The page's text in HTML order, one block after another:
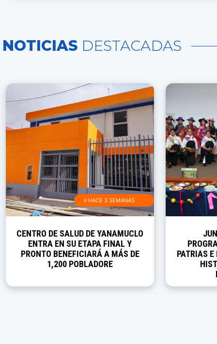
NOTICIAS DESTACADAS
≡ HACE 3 SEMANAS
CENTRO DE SALUD DE YANAMUCLO
ENTRA EN SU ETAPA FINAL Y
PRONTO BENEFICIARÁ A MÁS DE
1,200 POBLADORE
PATRIAS